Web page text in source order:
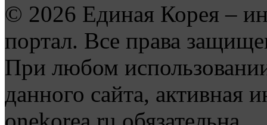
© 2026 Единая Корея –
портал. Все права
При любом
данного сайта, активная